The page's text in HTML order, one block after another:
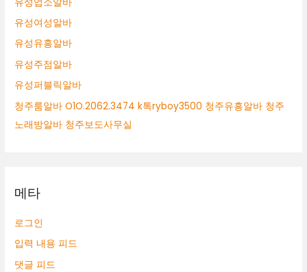
유성여성알바
유성유흥알바
유성주점알바
유성퍼블릭알바
청주룸알바 O1O.2062.3474 k톡ryboy3500 청주유흥알바 청주
노래방알바 청주보도사무실
메타
로그인
입력 내용 피드
댓글 피드